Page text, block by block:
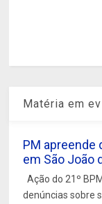
Matéria em
PM apreende
em São João
Ação do 21º
denúncias sobre